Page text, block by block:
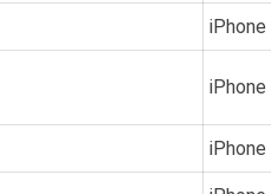
iPhone
iPhone
iPhone